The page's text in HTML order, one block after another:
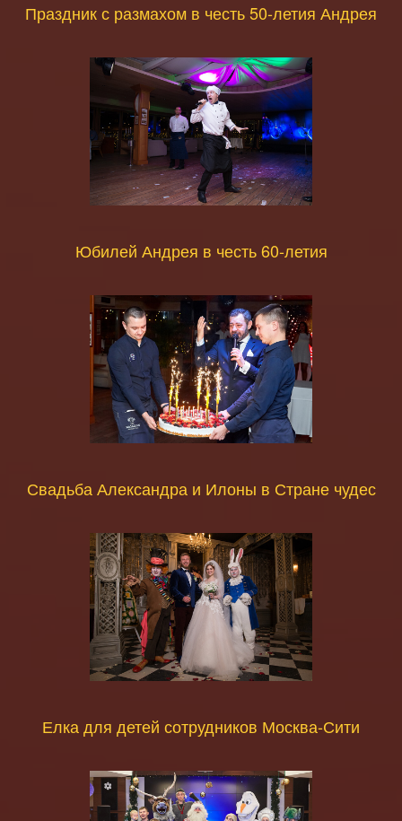
Праздник с размахом в честь 50-летия Андрея
Юбилей Андрея в честь 60-летия
Свадьба Александра и Илоны в Стране чудес
Елка для детей сотрудников Москва-Сити